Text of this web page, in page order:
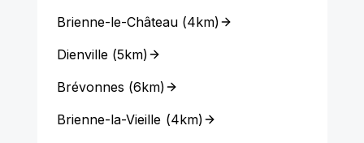
Brienne-le-Château(4km)
Dienville(5km)
Brévonnes (6km)
Brienne-la-Vieille (4km)